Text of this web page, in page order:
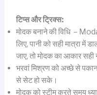
टिप्स और ट्रिक्स:
मोदक बनाने की विधि –
लिए, पानी को सही मात्रा में
जाए, तो मोदक का आकार सही
भरवां मिश्रण को अच्छे से
से सेट हो सके।
मोदक को स्टीम करते समय